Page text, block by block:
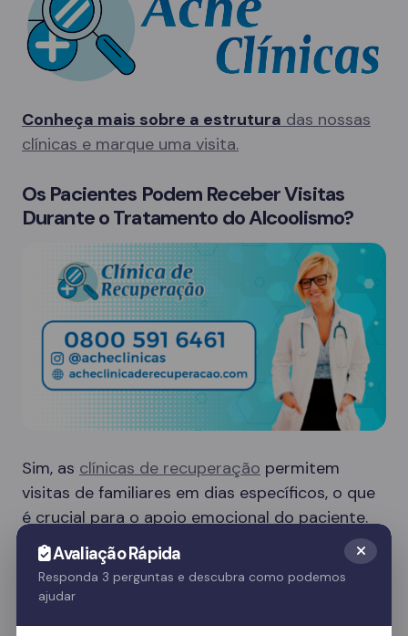
Conheça mais sobre a estrutura das nossas
clínicas e marque uma visita.
Os Pacientes Podem Receber Visitas
Durante o Tratamento do Alcoolismo?
Sim, as clínicas de recuperação permitem
visitas de familiares em dias específicos, o que
é crucial para o apoio emocional do paciente.
Essas visitas ajudam no processo de
recuperação e fortalecem o vínculo familiar.
Avaliação Rápida
Responda 3 perguntas e descubra como podemos
ajudar